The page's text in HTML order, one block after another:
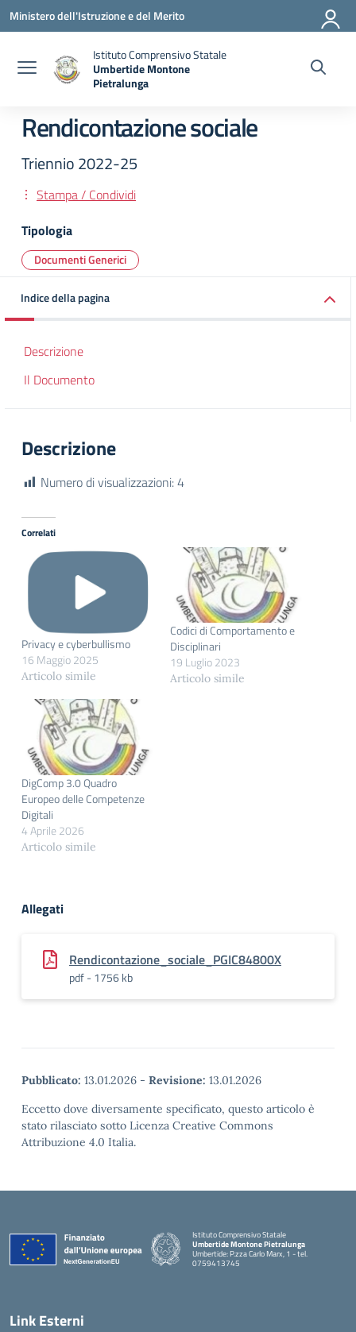
Vai ai contenuti
Vai al menu di navigazione
Vai al footer
Ministero dell'Istruzione e del Merito
Istituto Comprensivo Statale
Umbertide Montone
Pietralunga
Rendicontazione sociale
Triennio 2022-25
Stampa / Condividi
Tipologia
Documenti Generici
Indice della pagina
Descrizione
Il Documento
Descrizione
Numero di visualizzazioni:4
Correlati
Privacy e cyberbullismo
16 Maggio 2025
Articolo simile
Codici di Comportamento e
Disciplinari
19 Luglio 2023
Articolo simile
DigComp 3.0 Quadro
Europeo delle Competenze
Digitali
4 Aprile 2026
Articolo simile
Allegati
Rendicontazione_sociale_PGIC84800X
pdf - 1756 kb
Pubblicato: 13.01.2026 - Revisione: 13.01.2026
Eccetto dove diversamente specificato, questo articolo è
stato rilasciato sotto Licenza Creative Commons
Attribuzione 4.0 Italia.
Istituto Comprensivo Statale
Umbertide Montone Pietralunga
Umbertide: P.zza Carlo Marx, 1 - tel.
0759413745
Link Esterni